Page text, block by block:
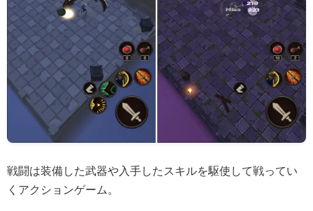
戦闘は装備した武器や入手したスキルを駆使して戦ってい
くアクションゲーム。